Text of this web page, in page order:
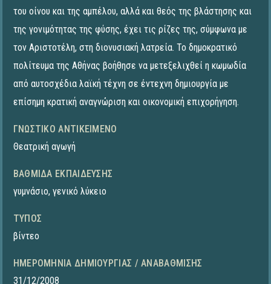
του οίνου και της αμπέλου, αλλά και θεός της βλάστησης και
της γονιμότητας της φύσης, έχει τις ρίζες της, σύμφωνα με
τον Αριστοτέλη, στη διονυσιακή λατρεία. Το δημοκρατικό
πολίτευμα της Αθήνας βοήθησε να μετεξελιχθεί η κωμωδία
από αυτοσχέδια λαϊκή τέχνη σε έντεχνη δημιουργία με
επίσημη κρατική αναγνώριση και οικονομική επιχορήγηση.
ΓΝΩΣΤΙΚΌ ΑΝΤΙΚΕΊΜΕΝΟ
Θεατρική αγωγή
ΒΑΘΜΊΔΑ ΕΚΠΑΊΔΕΥΣΗΣ
γυμνάσιο, γενικό λύκειο
ΤΎΠΟΣ
βίντεο
ΗΜΕΡΟΜΗΝΊΑ ΔΗΜΙΟΥΡΓΊΑΣ / ΑΝΑΒΆΘΜΙΣΗΣ
31/12/2008